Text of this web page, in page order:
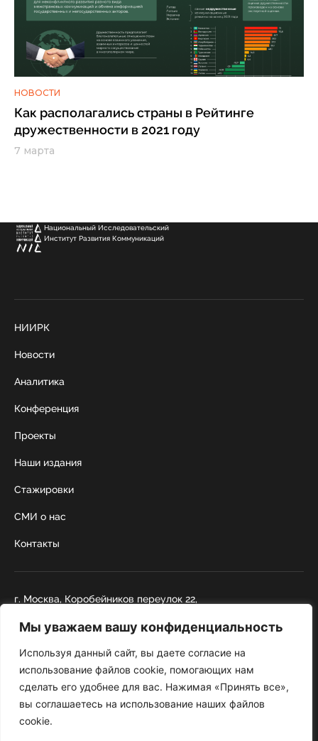
Мы уважаем вашу конфиденциальность
Используя данный сайт, вы даете согласие на
использование файлов cookie, помогающих нам
сделать его удобнее для вас. Нажимая «Принять все»,
вы соглашаетесь на использование наших файлов
cookie.
НОВОСТИ
Как располагались страны в Рейтинге
дружественности в 2021 году
7 марта
Национальный Исследовательский
Институт Развития Коммуникаций
НИИРК
Новости
Аналитика
Конференция
Проекты
Наши издания
Стажировки
СМИ о нас
Контакты
г. Москва, Коробейников переулок 22,
+7 495 252 67 88
© 2022 НИИРК
При перепечатке текстовой информации и фотографий ссылка на
сайт обязательна